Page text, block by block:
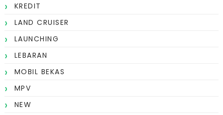
KREDIT
LAND CRUISER
LAUNCHING
LEBARAN
MOBIL BEKAS
MPV
NEW